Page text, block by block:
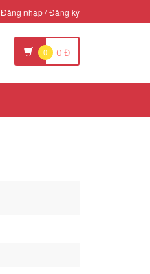
Đăng nhập / Đăng ký
0 0 Đ